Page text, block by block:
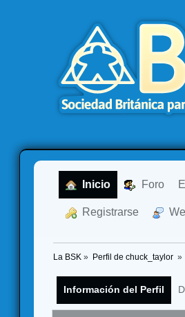
Inicio Foro
Registrarse
La BSK » Perfil de chuck_taylor »
Información del Perfil